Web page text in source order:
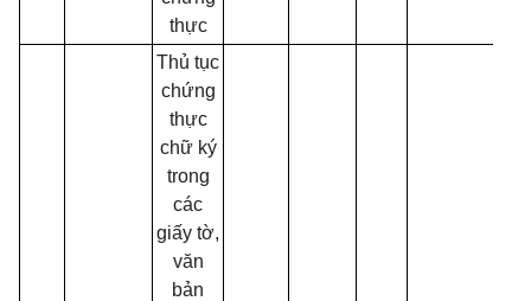
thực
Thủ tục
chứng
thực
chữ ký
trong
các
giấy tờ,
văn
bản